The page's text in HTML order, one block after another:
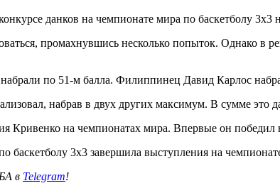
данков на чемпионате мира по баскетболу
промахнувшись несколько попыток. Однако
по 51-м балла. Филиппинец Давид Карлос
набрав в двух других максимум. В сумме это
Кривенко на чемпионатах мира. Впервые он победил
баскетболу 3х3 завершила выступления на
в Telegram!